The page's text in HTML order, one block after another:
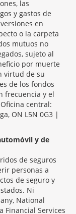
las
y gastos de
en
o la carpeta
mutuos no
sujeto al
por muerte
virtud de su
de los fondos
frecuencia y el
central:
ON L5N 0G3 |
y de
de seguros
personas a
de seguro y
Ni
National
Financial Services